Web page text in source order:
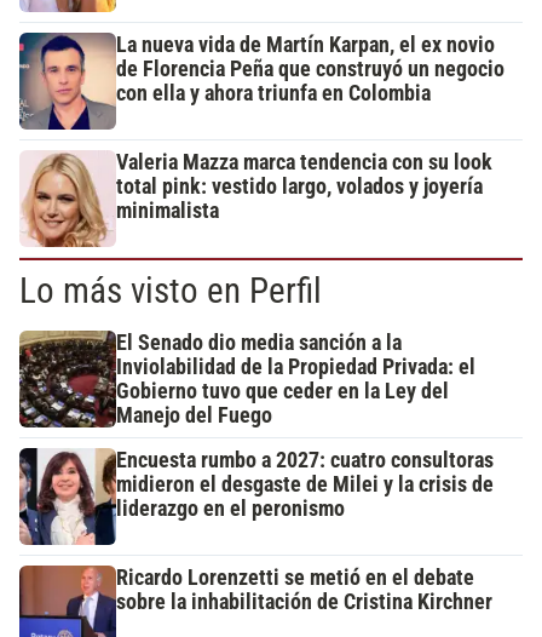
La nueva vida de Martín Karpan, el ex novio
de Florencia Peña que construyó un negocio
con ella y ahora triunfa en Colombia
Valeria Mazza marca tendencia con su look
total pink: vestido largo, volados y joyería
minimalista
Lo más visto en Perfil
El Senado dio media sanción a la
Inviolabilidad de la Propiedad Privada: el
Gobierno tuvo que ceder en la Ley del
Manejo del Fuego
Encuesta rumbo a 2027: cuatro consultoras
midieron el desgaste de Milei y la crisis de
liderazgo en el peronismo
Ricardo Lorenzetti se metió en el debate
sobre la inhabilitación de Cristina Kirchner